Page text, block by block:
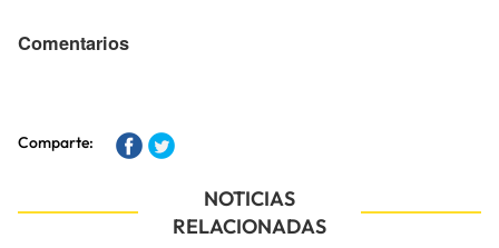
Comentarios
Comparte:
NOTICIAS
RELACIONADAS